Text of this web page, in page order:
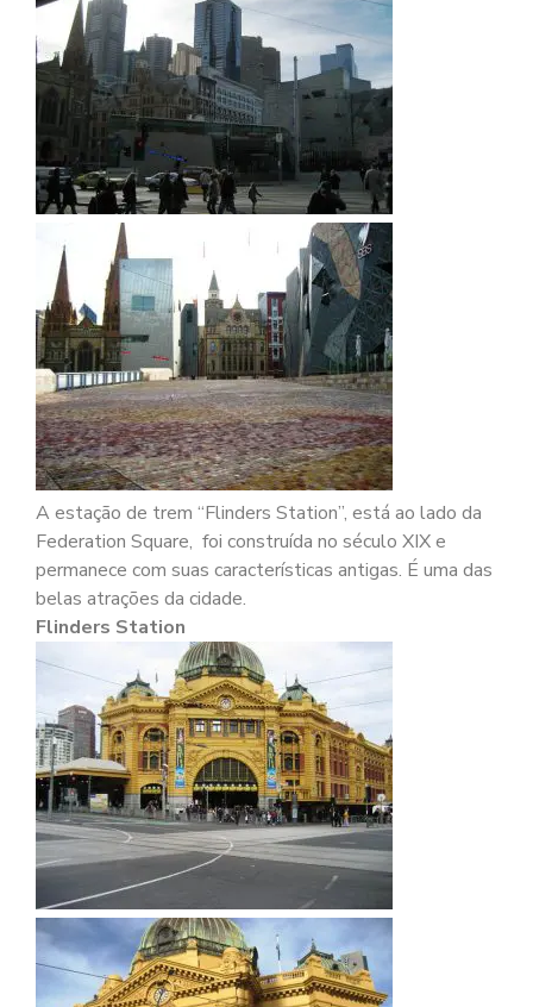
A estação de trem “Flinders Station”, está ao lado da
Federation Square, foi construída no século XIX e
permanece com suas características antigas. É uma das
belas atrações da cidade.
Flinders Station